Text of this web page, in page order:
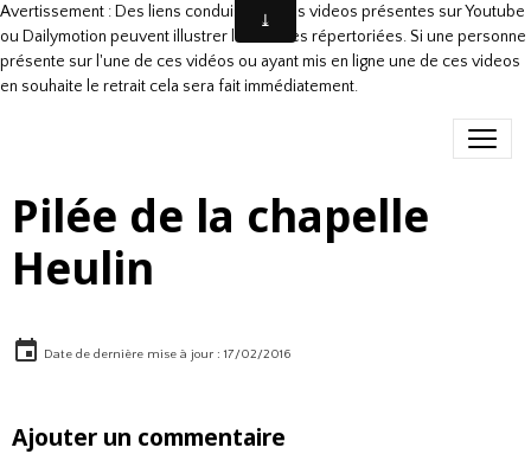
Avertissement : Des liens conduisant à des videos présentes sur Youtube
ou Dailymotion peuvent illustrer les danses répertoriées. Si une personne
présente sur l'une de ces vidéos ou ayant mis en ligne une de ces videos
en souhaite le retrait cela sera fait immédiatement.
Pilée de la chapelle
Heulin
Date de dernière mise à jour : 17/02/2016
Ajouter un commentaire